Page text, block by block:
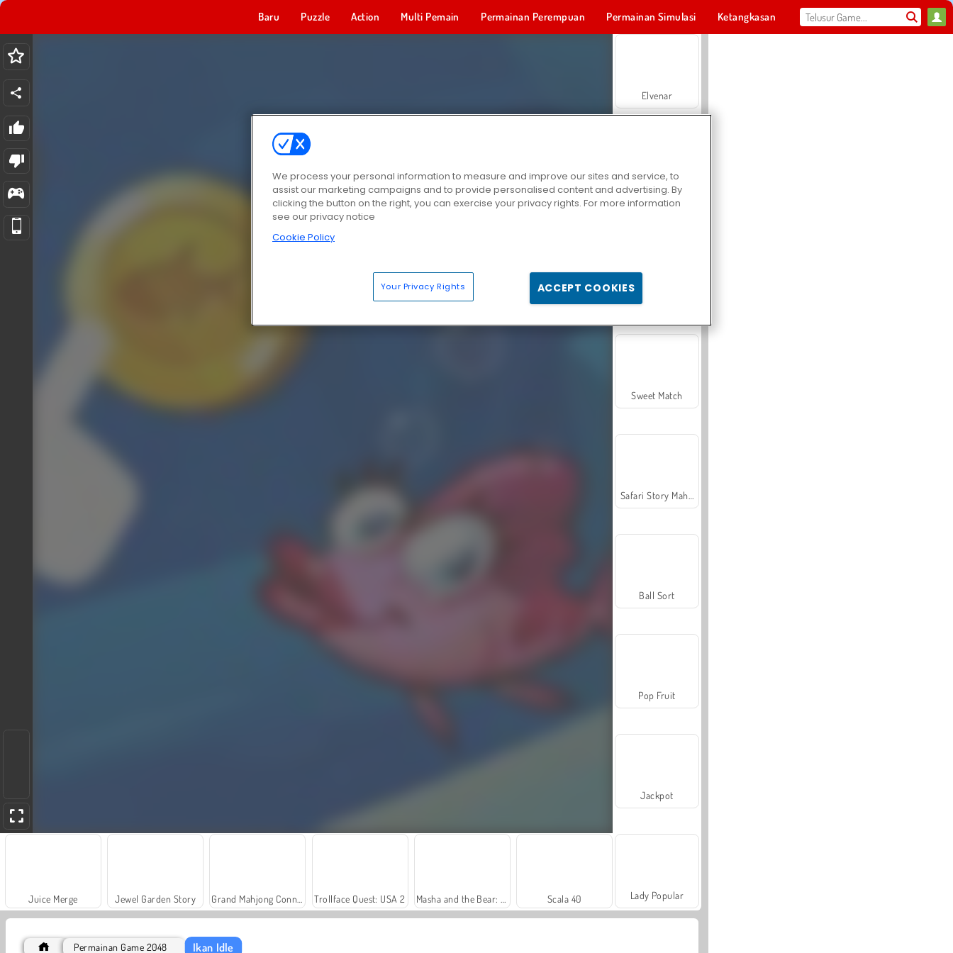
Baru Puzzle Action Multi Pemain Permainan Perempuan Permainan Simulasi Ketangkasan
Juice Merge Jewel Garden Story Trollface Quest: USA 2 Scala 40
Elvenar
Sweet Match
Ball Sort
Pop Fruit
Jackpot
Lady Popular
Permainan Game 2048 Ikan Idle
We process your personal information to measure and improve our sites and service, to
assist our marketing campaigns and to provide personalised content and advertising. By
clicking the button on the right, you can exercise your privacy rights. For more information
see our privacy notice
Cookie Policy
Your Privacy Rights ACCEPT COOKIES